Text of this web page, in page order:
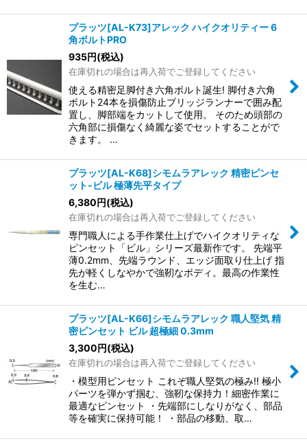
プラッツ[AL-K73]アレック ハイクオリティー 6
角ボルトPRO
935円(税込)
在庫切れの場合は再入荷でご登録してください
使える精密足脚付き六角ボルト誕生! 脚付き六角
ボルト24本を損傷防止ブリッジランナーで囲み配
置し、脚部端をカットして使用。 そのため頭部の
六角部に損傷なく綺麗な姿でセットすることがで
きます。 …
プラッツ[AL-K68]シモムラアレック 精密ピンセ
ット-ビル 極薄先平タイプ
6,380円(税込)
在庫切れの場合は再入荷でご登録してください
専門職人による手作業仕上げでハイクオリティな
ピンセット「ビル」シリーズ最新作です。 先端平
薄0.2mm、先端ラウンド、エッジ面取り仕上げ 指
先が軽くしなやかで強靭なボディ。最高の作業性
を生む…
プラッツ[AL-K66]シモムラアレック 職人堅気 精
密ピンセット ビル 超極細 0.3mm
3,300円(税込)
在庫切れの場合は再入荷でご登録してください
・模型用ピンセット これぞ職人堅気の極み!! 極小
パーツを弾かず掴む、強靭な保持力！細密作業に
最適なピンセット ・先端部にしなりがなく、部品
等を確実に保持可能！ ・部品の移動、取…